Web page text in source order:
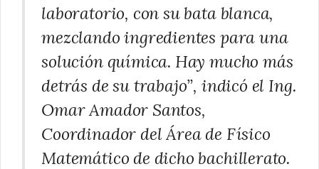
laboratorio, con su bata blanca,
mezclando ingredientes para una
solución química. Hay mucho más
detrás de su trabajo”, indicó el Ing.
Omar Amador Santos,
Coordinador del Área de Físico
Matemático de dicho bachillerato.